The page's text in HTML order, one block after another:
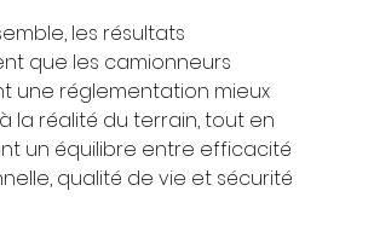
les résultats
que les camionneurs
une réglementation mieux
la réalité du terrain, tout en
un équilibre entre efficacité
qualité de vie et sécurité